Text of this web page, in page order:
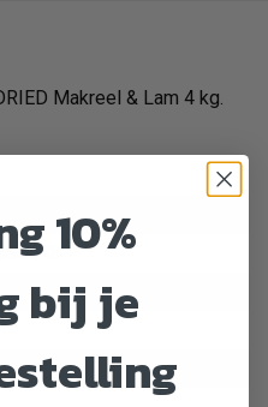
Makreel & Lam 4 kg.
10%
bij je